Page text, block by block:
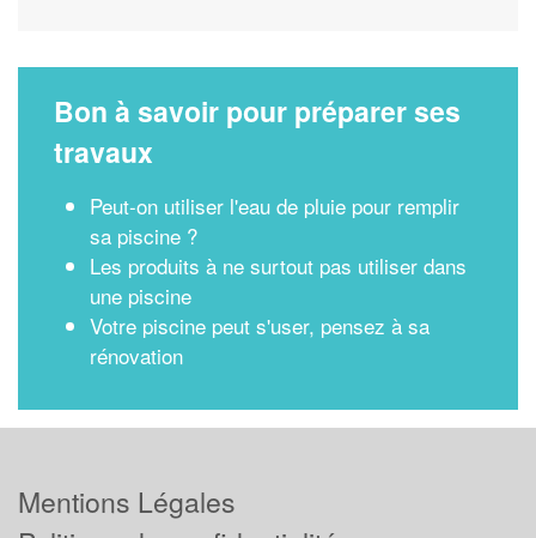
Bon à savoir pour préparer ses
travaux
Peut-on utiliser l'eau de pluie pour remplir
sa piscine ?
Les produits à ne surtout pas utiliser dans
une piscine
Votre piscine peut s'user, pensez à sa
rénovation
Mentions Légales